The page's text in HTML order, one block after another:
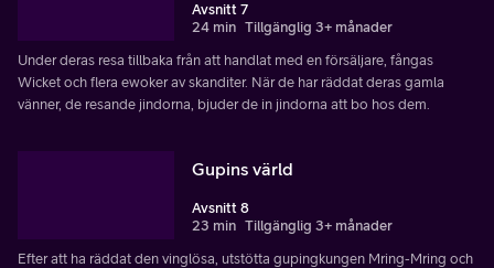
Avsnitt 7
24 min Tillgänglig 3+ månader
Under deras resa tillbaka från att handlat med en försäljare, fångas
Wicket och flera ewoker av skanditer. När de har räddat deras gamla
vänner, de resande jindorna, bjuder de in jindorna att bo hos dem.
Gupins värld
Avsnitt 8
23 min Tillgänglig 3+ månader
Efter att ha räddat den vinglösa, utstötta gupingkungen Mring-Mring och